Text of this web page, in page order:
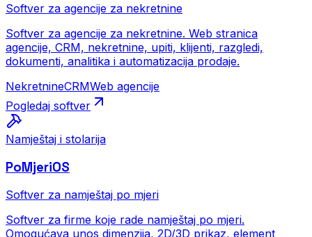
Softver za agencije za nekretnine
Softver za agencije za nekretnine. Web stranica
agencije, CRM, nekretnine, upiti, klijenti, razgledi,
dokumenti, analitika i automatizacija prodaje.
NekretnineCRMWeb agencije
Pogledaj softver
Namještaj i stolarija
PoMjeriOS
Softver za namještaj po mjeri
Softver za firme koje rade namještaj po mjeri.
Omogućava unos dimenzija, 2D/3D prikaz, element